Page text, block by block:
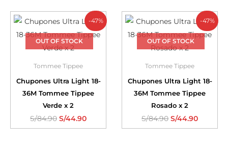
-47%
OUT OF STOCK
Tommee Tippee
Chupones Ultra Light 18-
36M Tommee Tippee
Verde x 2
S/84.90 S/44.90
-47%
OUT OF STOCK
Tommee Tippee
Chupones Ultra Light 18-
36M Tommee Tippee
Rosado x 2
S/84.90 S/44.90